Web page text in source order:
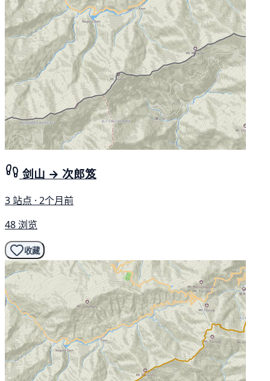
剑山 → 次郎笈
3 站点 · 2个月前
48 浏览
收藏